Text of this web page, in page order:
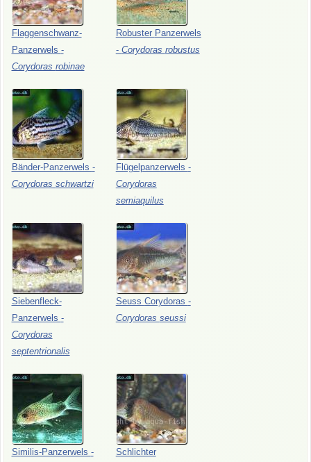
Flaggenschwanz-
Panzerwels -
Corydoras robinae
Robuster Panzerwels
- Corydoras robustus
Bänder-Panzerwels -
Corydoras schwartzi
Flügelpanzerwels -
Corydoras
semiaquilus
Siebenfleck-
Panzerwels -
Corydoras
septentrionalis
Seuss Corydoras -
Corydoras seussi
Similis-Panzerwels -
Schlichter